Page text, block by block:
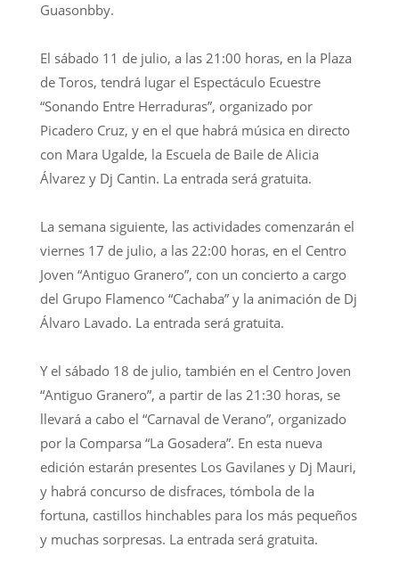
Guasonbby.
El sábado 11 de julio, a las 21:00 horas, en la Plaza
de Toros, tendrá lugar el Espectáculo Ecuestre
“Sonando Entre Herraduras”, organizado por
Picadero Cruz, y en el que habrá música en directo
con Mara Ugalde, la Escuela de Baile de Alicia
Álvarez y Dj Cantin. La entrada será gratuita.
La semana siguiente, las actividades comenzarán el
viernes 17 de julio, a las 22:00 horas, en el Centro
Joven “Antiguo Granero”, con un concierto a cargo
del Grupo Flamenco “Cachaba” y la animación de Dj
Álvaro Lavado. La entrada será gratuita.
Y el sábado 18 de julio, también en el Centro Joven
“Antiguo Granero”, a partir de las 21:30 horas, se
llevará a cabo el “Carnaval de Verano”, organizado
por la Comparsa “La Gosadera”. En esta nueva
edición estarán presentes Los Gavilanes y Dj Mauri,
y habrá concurso de disfraces, tómbola de la
fortuna, castillos hinchables para los más pequeños
y muchas sorpresas. La entrada será gratuita.